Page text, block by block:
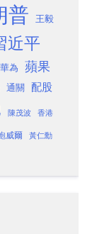
普 王毅
近平
華為 蘋果
通關 配股
陳茂波 香港
威爾 黃仁勳